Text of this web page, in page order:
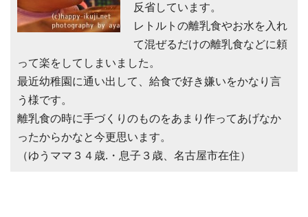
反省しています。
レトルトの離乳食やお水を入れ
て混ぜるだけの離乳食などに頼
って楽をしてしまいました。
最近幼稚園に通い出して、給食で好き嫌いをかなり言
う様です。
離乳食の時に手づくりのものをあまり作ってあげなか
ったからかなと今更思います。
（ゆうママ３４歳.・息子３歳、名古屋市在住）